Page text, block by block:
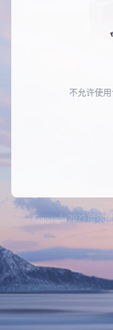
不允许使用
Copyright 2025 哈尔